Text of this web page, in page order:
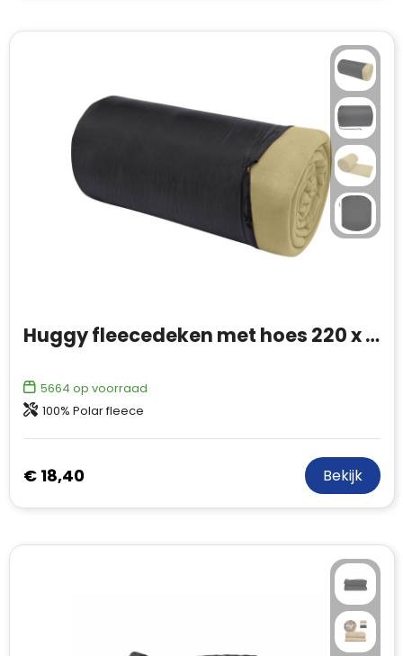
Huggy fleecedeken met hoes 220 x 250 cm
5664 op voorraad
100% Polar fleece
€ 18,40 Bekijk